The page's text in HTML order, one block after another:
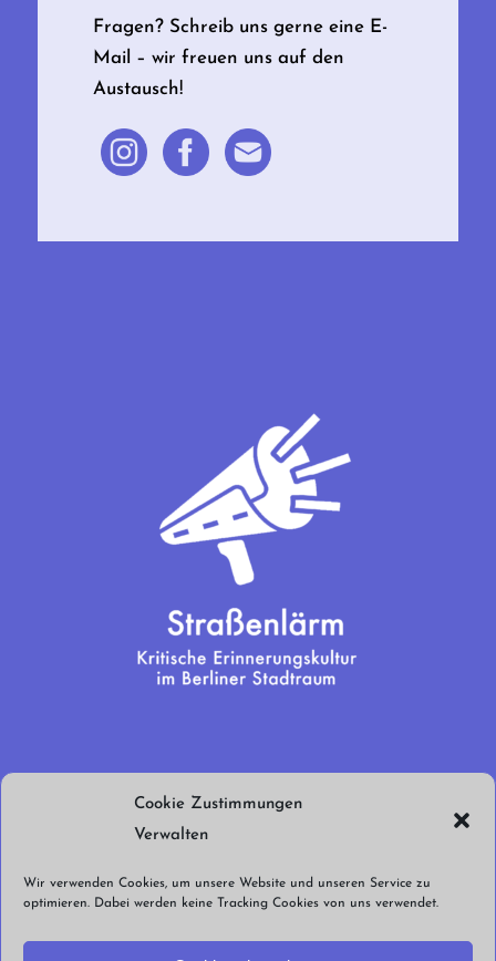
Cookie Zustimmungen
Verwalten
Wir verwenden Cookies, um unsere Website und unseren Service zu
optimieren. Dabei werden keine Tracking Cookies von uns verwendet.
Fragen? Schreib uns gerne eine E-
Mail – wir freuen uns auf den
Austausch!
euren Support!
Jetzt spenden!